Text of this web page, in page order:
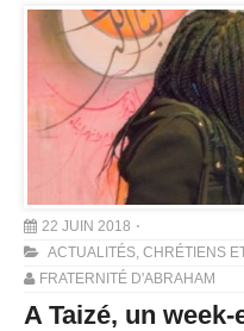
22 JUIN 2018
ACTUALITÉS, CHRÉTIENS
FRATERNITÉ D'ABRAHAM
A Taizé, un